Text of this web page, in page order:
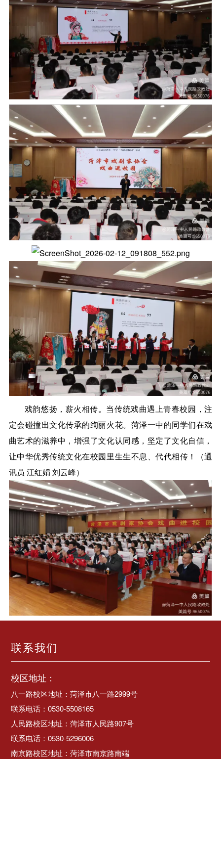
戏韵悠扬，薪火相传。当传统戏曲遇上青春校园，注
定会碰撞出文化传承的绚丽火花。菏泽一中的同学们在戏
曲艺术的滋养中，增强了文化认同感，坚定了文化自信，
让中华优秀传统文化在校园里生生不息、代代相传！（通
讯员 江红娟 刘云峰）
联系我们
校区地址：
八一路校区地址：菏泽市八一路2999号
联系电话：0530-5508165
人民路校区地址：菏泽市人民路907号
联系电话：0530-5296006
南京路校区地址：菏泽市南京路南端